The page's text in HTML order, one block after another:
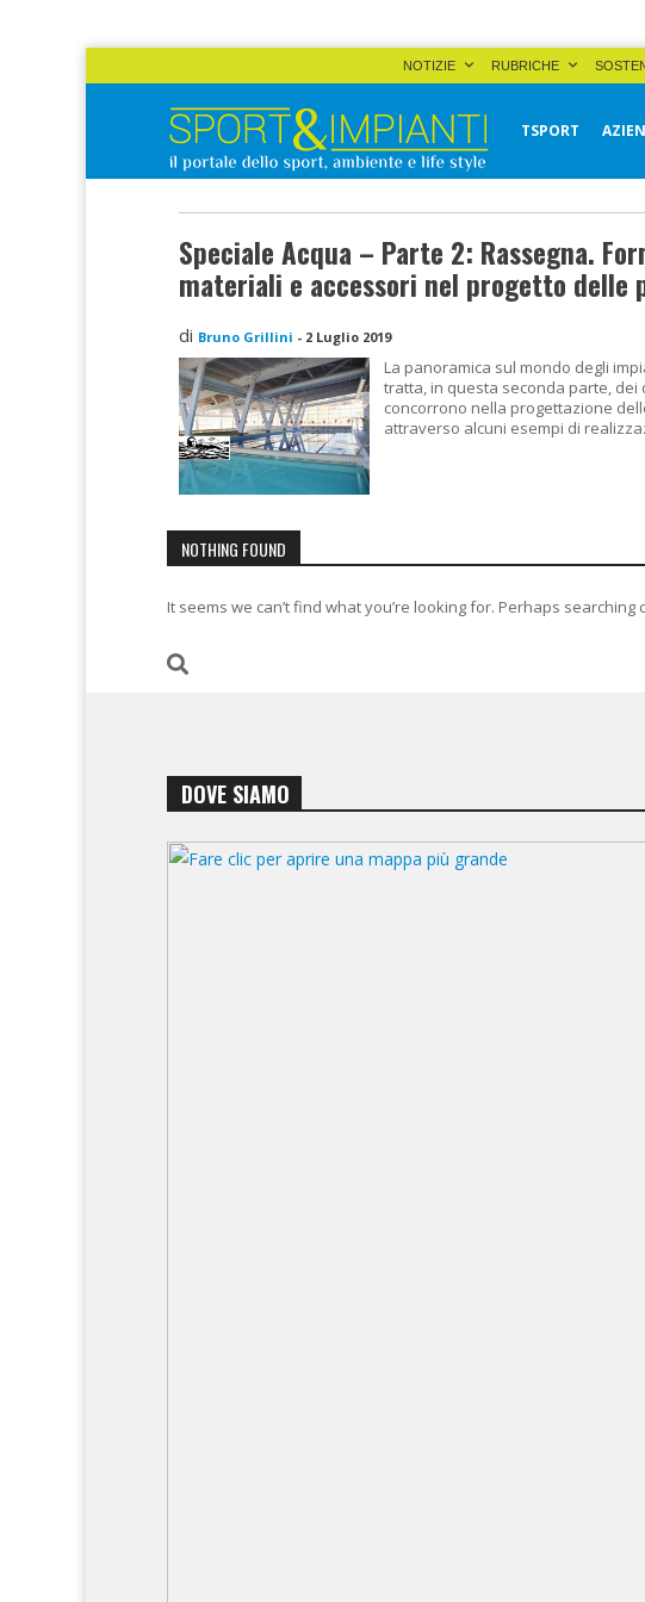
NOTIZIE RUBRICHE
Sport&Impianti
TSPORT
Speciale Acqua – Parte 2: Rassegna.
materiali e accessori nel progetto delle
di Bruno Grillini - 2 Luglio 2019
La panoramica sul mondo degli
tratta, in questa seconda parte, dei
concorrono nella progettazione
attraverso alcuni esempi di
NOTHING FOUND
It seems we can’t find what you’re looking for. Perhaps searching
DOVE SIAMO